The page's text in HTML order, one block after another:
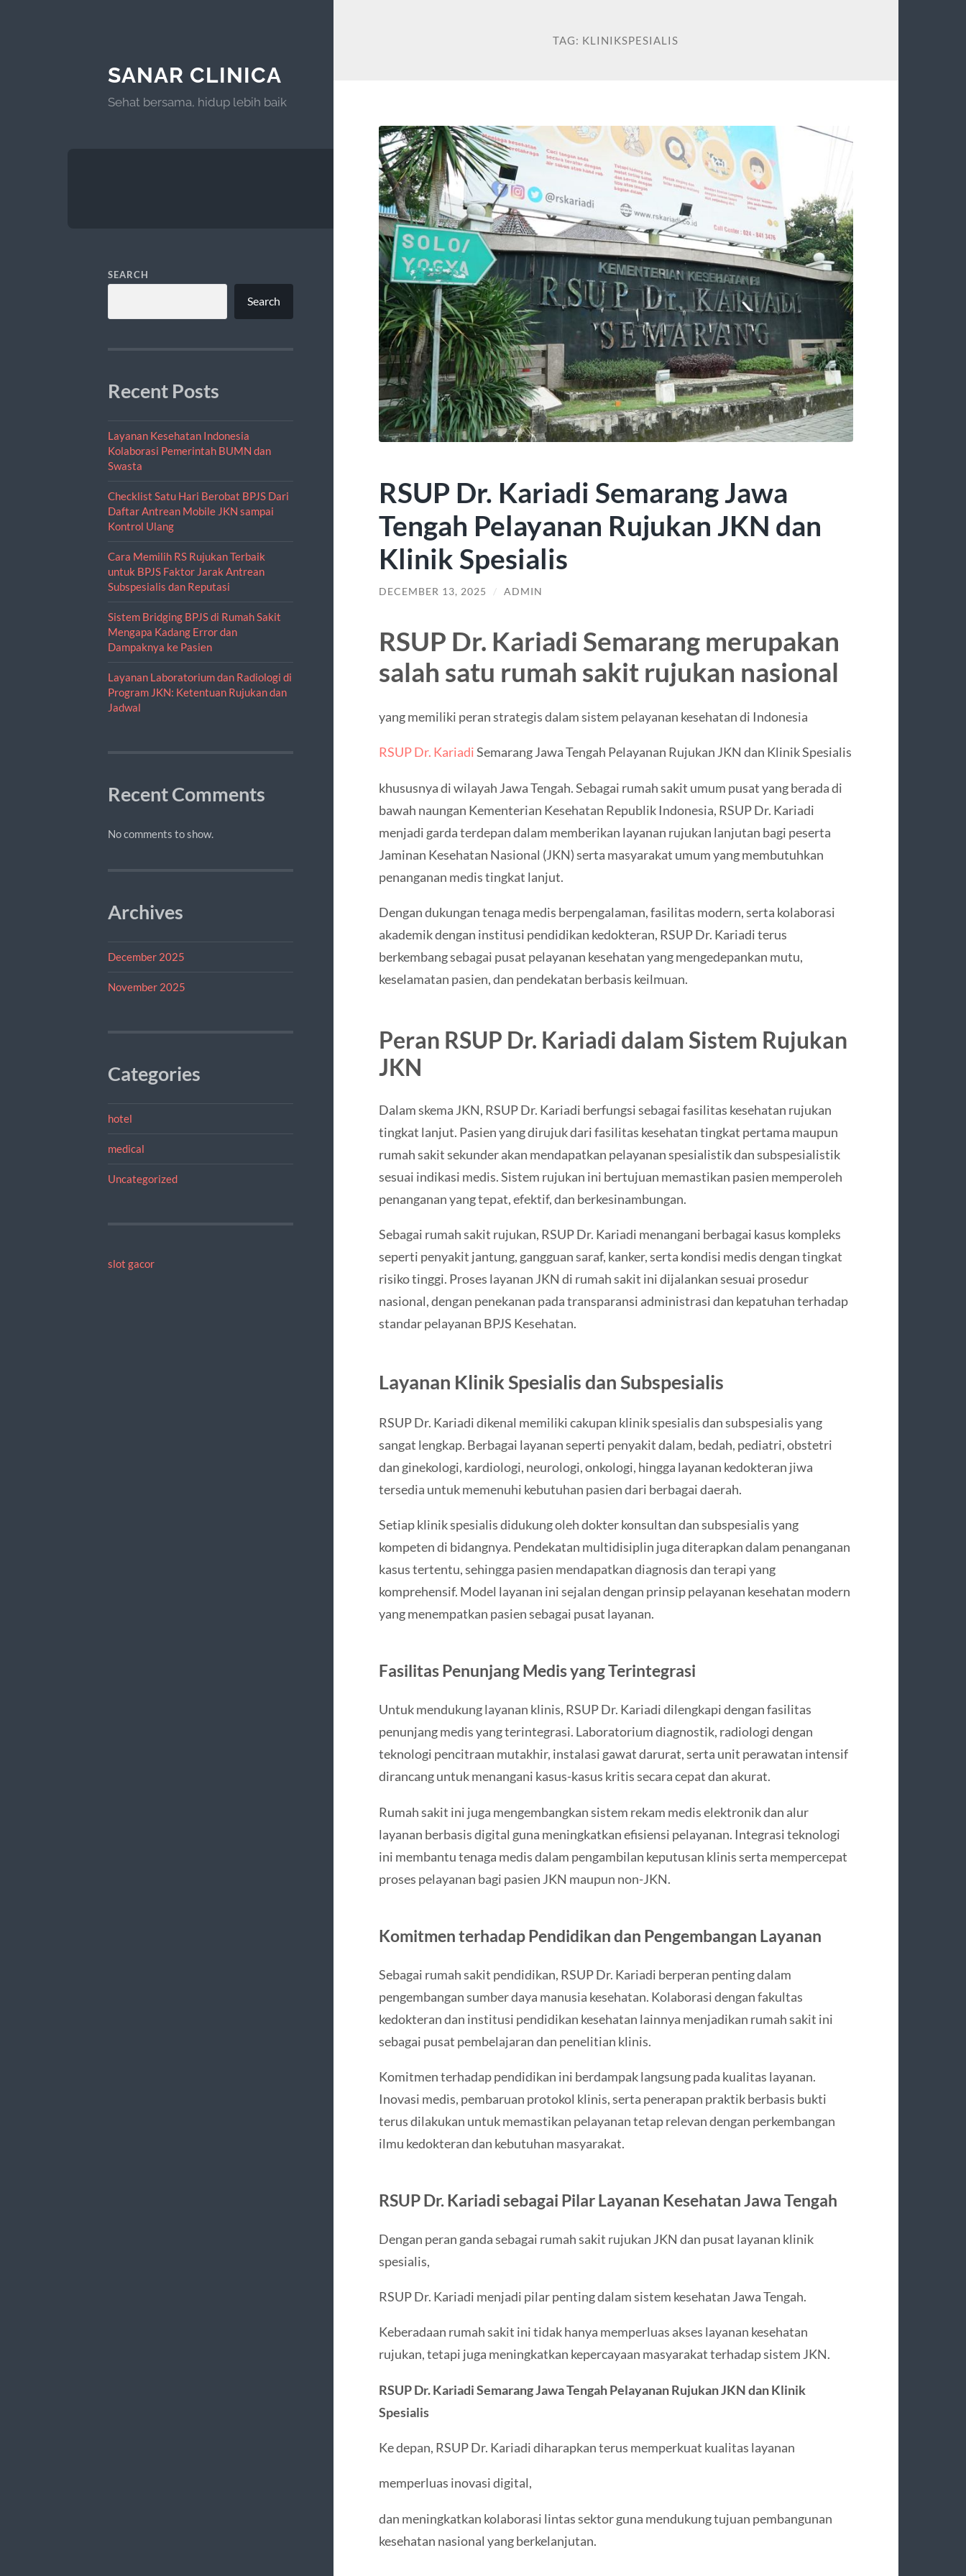
SANAR CLINICA
Sehat bersama, hidup lebih baik
SEARCH
Search
Recent Posts
Layanan Kesehatan Indonesia
Kolaborasi Pemerintah BUMN dan
Swasta
Checklist Satu Hari Berobat BPJS Dari
Daftar Antrean Mobile JKN sampai
Kontrol Ulang
Cara Memilih RS Rujukan Terbaik
untuk BPJS Faktor Jarak Antrean
Subspesialis dan Reputasi
Sistem Bridging BPJS di Rumah Sakit
Mengapa Kadang Error dan
Dampaknya ke Pasien
Layanan Laboratorium dan Radiologi di
Program JKN: Ketentuan Rujukan dan
Jadwal
Recent Comments
No comments to show.
Archives
December 2025
November 2025
Categories
hotel
medical
Uncategorized
slot gacor
TAG: KLINIKSPESIALIS
RSUP Dr. Kariadi Semarang Jawa
Tengah Pelayanan Rujukan JKN dan
Klinik Spesialis
DECEMBER 13, 2025 / ADMIN
RSUP Dr. Kariadi Semarang merupakan
salah satu rumah sakit rujukan nasional
yang memiliki peran strategis dalam sistem pelayanan kesehatan di Indonesia
RSUP Dr. KariadiSemarang Jawa Tengah Pelayanan Rujukan JKN dan Klinik Spesialis
khususnya di wilayah Jawa Tengah. Sebagai rumah sakit umum pusat yang berada di
bawah naungan Kementerian Kesehatan Republik Indonesia, RSUP Dr. Kariadi
menjadi garda terdepan dalam memberikan layanan rujukan lanjutan bagi peserta
Jaminan Kesehatan Nasional (JKN) serta masyarakat umum yang membutuhkan
penanganan medis tingkat lanjut.
Dengan dukungan tenaga medis berpengalaman, fasilitas modern, serta kolaborasi
akademik dengan institusi pendidikan kedokteran, RSUP Dr. Kariadi terus
berkembang sebagai pusat pelayanan kesehatan yang mengedepankan mutu,
keselamatan pasien, dan pendekatan berbasis keilmuan.
Peran RSUP Dr. Kariadi dalam Sistem Rujukan
JKN
Dalam skema JKN, RSUP Dr. Kariadi berfungsi sebagai fasilitas kesehatan rujukan
tingkat lanjut. Pasien yang dirujuk dari fasilitas kesehatan tingkat pertama maupun
rumah sakit sekunder akan mendapatkan pelayanan spesialistik dan subspesialistik
sesuai indikasi medis. Sistem rujukan ini bertujuan memastikan pasien memperoleh
penanganan yang tepat, efektif, dan berkesinambungan.
Sebagai rumah sakit rujukan, RSUP Dr. Kariadi menangani berbagai kasus kompleks
seperti penyakit jantung, gangguan saraf, kanker, serta kondisi medis dengan tingkat
risiko tinggi. Proses layanan JKN di rumah sakit ini dijalankan sesuai prosedur
nasional, dengan penekanan pada transparansi administrasi dan kepatuhan terhadap
standar pelayanan BPJS Kesehatan.
Layanan Klinik Spesialis dan Subspesialis
RSUP Dr. Kariadi dikenal memiliki cakupan klinik spesialis dan subspesialis yang
sangat lengkap. Berbagai layanan seperti penyakit dalam, bedah, pediatri, obstetri
dan ginekologi, kardiologi, neurologi, onkologi, hingga layanan kedokteran jiwa
tersedia untuk memenuhi kebutuhan pasien dari berbagai daerah.
Setiap klinik spesialis didukung oleh dokter konsultan dan subspesialis yang
kompeten di bidangnya. Pendekatan multidisiplin juga diterapkan dalam penanganan
kasus tertentu, sehingga pasien mendapatkan diagnosis dan terapi yang
komprehensif. Model layanan ini sejalan dengan prinsip pelayanan kesehatan modern
yang menempatkan pasien sebagai pusat layanan.
Fasilitas Penunjang Medis yang Terintegrasi
Untuk mendukung layanan klinis, RSUP Dr. Kariadi dilengkapi dengan fasilitas
penunjang medis yang terintegrasi. Laboratorium diagnostik, radiologi dengan
teknologi pencitraan mutakhir, instalasi gawat darurat, serta unit perawatan intensif
dirancang untuk menangani kasus-kasus kritis secara cepat dan akurat.
Rumah sakit ini juga mengembangkan sistem rekam medis elektronik dan alur
layanan berbasis digital guna meningkatkan efisiensi pelayanan. Integrasi teknologi
ini membantu tenaga medis dalam pengambilan keputusan klinis serta mempercepat
proses pelayanan bagi pasien JKN maupun non-JKN.
Komitmen terhadap Pendidikan dan Pengembangan Layanan
Sebagai rumah sakit pendidikan, RSUP Dr. Kariadi berperan penting dalam
pengembangan sumber daya manusia kesehatan. Kolaborasi dengan fakultas
kedokteran dan institusi pendidikan kesehatan lainnya menjadikan rumah sakit ini
sebagai pusat pembelajaran dan penelitian klinis.
Komitmen terhadap pendidikan ini berdampak langsung pada kualitas layanan.
Inovasi medis, pembaruan protokol klinis, serta penerapan praktik berbasis bukti
terus dilakukan untuk memastikan pelayanan tetap relevan dengan perkembangan
ilmu kedokteran dan kebutuhan masyarakat.
RSUP Dr. Kariadi sebagai Pilar Layanan Kesehatan Jawa Tengah
Dengan peran ganda sebagai rumah sakit rujukan JKN dan pusat layanan klinik
spesialis,
RSUP Dr. Kariadi menjadi pilar penting dalam sistem kesehatan Jawa Tengah.
Keberadaan rumah sakit ini tidak hanya memperluas akses layanan kesehatan
rujukan, tetapi juga meningkatkan kepercayaan masyarakat terhadap sistem JKN.
RSUP Dr. Kariadi Semarang Jawa Tengah Pelayanan Rujukan JKN dan Klinik
Spesialis
Ke depan, RSUP Dr. Kariadi diharapkan terus memperkuat kualitas layanan
memperluas inovasi digital,
dan meningkatkan kolaborasi lintas sektor guna mendukung tujuan pembangunan
kesehatan nasional yang berkelanjutan.